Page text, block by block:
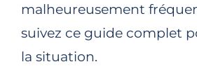
malheureusement
suivez ce guide complet
la situation.